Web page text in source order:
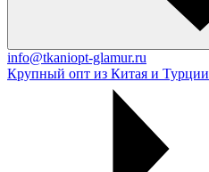
info@tkaniopt-glamur.ru
Крупный опт из Китая и Турции